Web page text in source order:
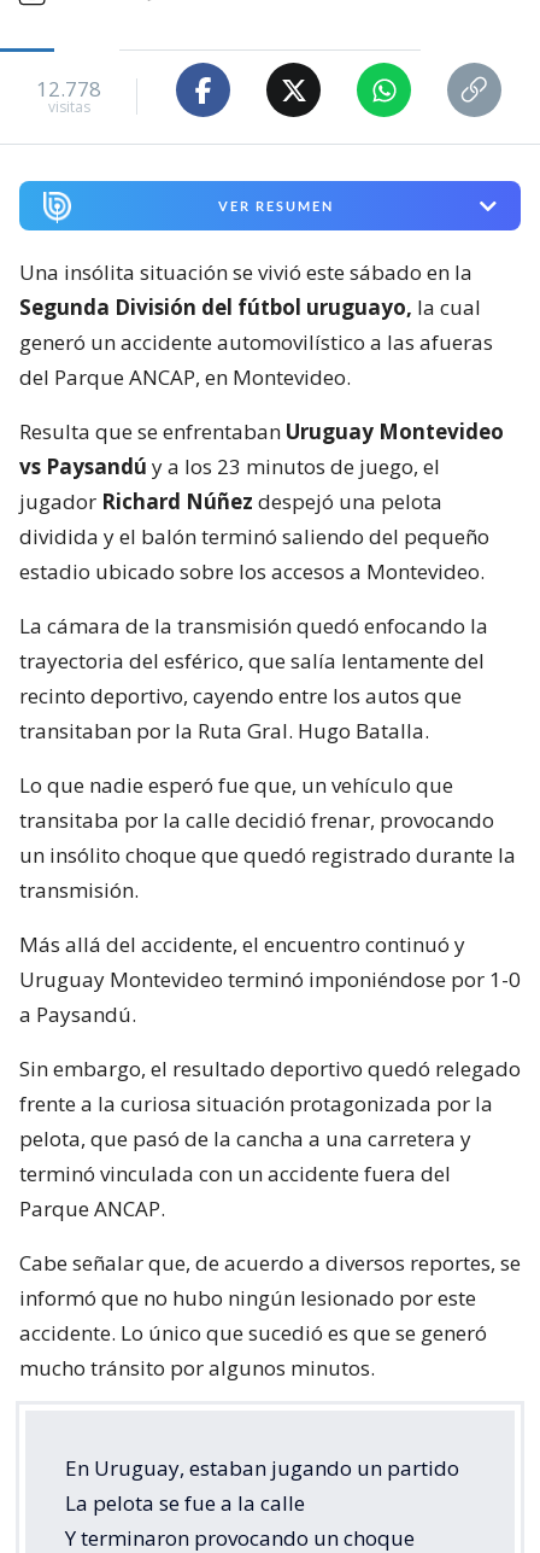
12.778
visitas
VER RESUMEN
Una insólita situación se vivió este sábado en la
Segunda División del fútbol uruguayo, la cual
generó un accidente automovilístico a las afueras
del Parque ANCAP, en Montevideo.
Resulta que se enfrentaban Uruguay Montevideo
vs Paysandú y a los 23 minutos de juego, el
jugador Richard Núñez despejó una pelota
dividida y el balón terminó saliendo del pequeño
estadio ubicado sobre los accesos a Montevideo.
La cámara de la transmisión quedó enfocando la
trayectoria del esférico, que salía lentamente del
recinto deportivo, cayendo entre los autos que
transitaban por la Ruta Gral. Hugo Batalla.
Lo que nadie esperó fue que, un vehículo que
transitaba por la calle decidió frenar, provocando
un insólito choque que quedó registrado durante la
transmisión.
Más allá del accidente, el encuentro continuó y
Uruguay Montevideo terminó imponiéndose por 1-0
a Paysandú.
Sin embargo, el resultado deportivo quedó relegado
frente a la curiosa situación protagonizada por la
pelota, que pasó de la cancha a una carretera y
terminó vinculada con un accidente fuera del
Parque ANCAP.
Cabe señalar que, de acuerdo a diversos reportes, se
informó que no hubo ningún lesionado por este
accidente. Lo único que sucedió es que se generó
mucho tránsito por algunos minutos.
En Uruguay, estaban jugando un partido
La pelota se fue a la calle
Y terminaron provocando un choque